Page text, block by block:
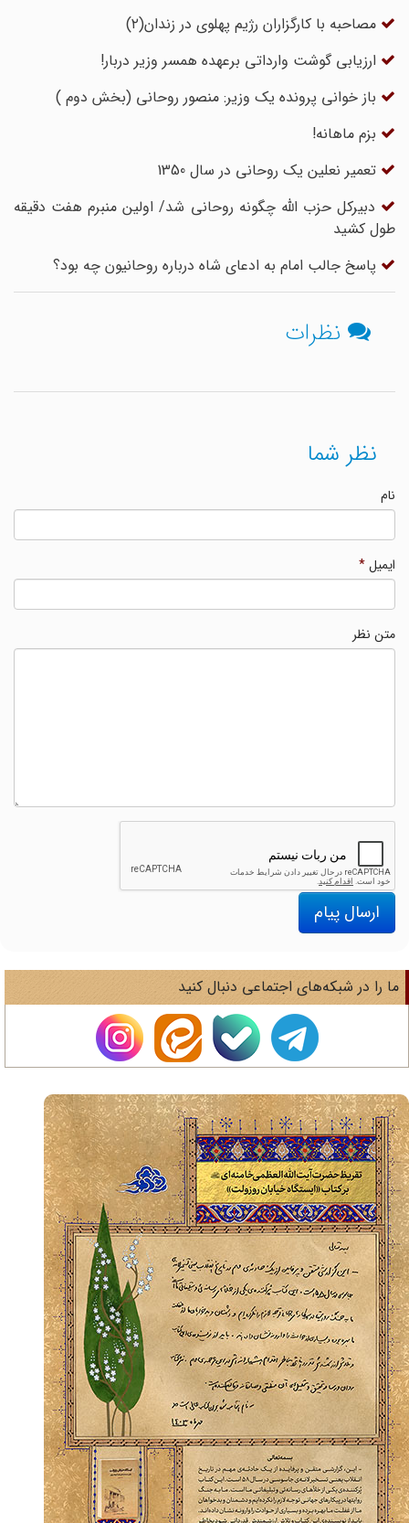
مصاحبه با کارگزاران رژیم پهلوی در زندان(۲)
ارزیابی گوشت وارداتی برعهده همسر وزیر دربار!
باز خوانی پرونده یک وزیر: منصور روحانی (بخش دوم )
بزم ماهانه!
تعمیر نعلین یک روحانی در سال 1350
دبیرکل حزب الله چگونه روحانی شد/ اولین منبرم هفت دقیقه
طول کشید
پاسخ جالب امام به ادعای شاه درباره روحانیون چه بود؟
نظرات
نظر شما
ایمیل*
متن نظر
ارسال پیام
را در شبکه‌های اجتماعی دنبال کنید